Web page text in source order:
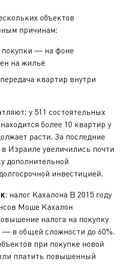
объектов
причинам:
— на фоне
на жильё
квартир внутри
у 511 состоятельных
более 10 квартир у
расти. За последние
Израиле увеличились почти
дополнительной
инвестицией.
: налог Кахалона В 2015 году
Моше Кахалон
налога на покупку
в общей сложности до 60%.
при покупке новой
платить повышенный